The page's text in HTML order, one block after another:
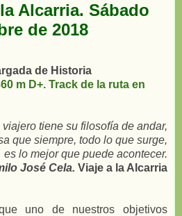
Alcarria. Sábado
de 2018
de Historia
m D+. Track de la ruta en
viajero tiene su filosofía de andar,
que siempre, todo lo que surge,
es lo mejor que puede acontecer.
José Cela. Viaje a la Alcarria
uno de nuestros objetivos